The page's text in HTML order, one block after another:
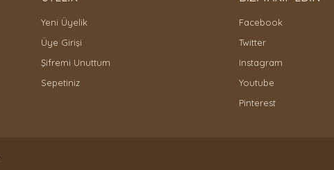
Yeni Üyelik
Üye Girişi
Şifremi Unuttum
Sepetiniz
Facebook
Twitter
Instagram
Youtube
Pinterest